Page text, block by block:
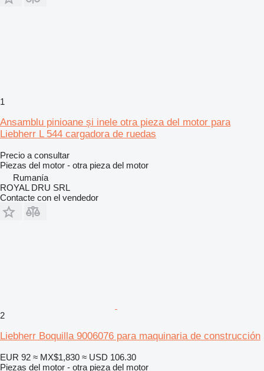
1
Ansamblu pinioane și inele otra pieza del motor para
Liebherr L 544 cargadora de ruedas
Precio a consultar
Piezas del motor - otra pieza del motor
Rumanía
ROYAL DRU SRL
Contacte con el vendedor
2
Liebherr Boquilla 9006076 para maquinaria de construcción
EUR 92 ≈ MX$1,830 ≈ USD 106.30
Piezas del motor - otra pieza del motor